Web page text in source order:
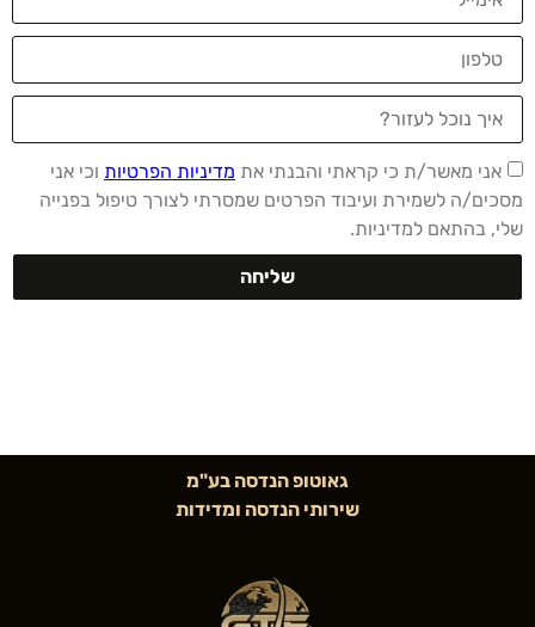
אני מאשר/ת כי קראתי והבנתי את מדיניות הפרטיות וכי אני
מסכים/ה לשמירת ועיבוד הפרטים שמסרתי לצורך טיפול בפנייה
שלי, בהתאם למדיניות.
שליחה
גאוטופ הנדסה בע"מ
שירותי הנדסה ומדידות